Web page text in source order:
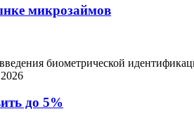
микрозаймов
биометрической
до 5%